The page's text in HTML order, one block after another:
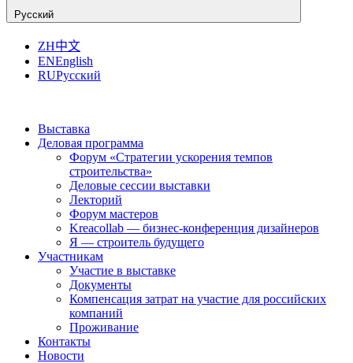
Русский
ZH中文
ENEnglish
RUРусский
Выставка
Деловая программа
Форум «Стратегии ускорения темпов
строительства»
Деловые сессии выставки
Лекторий
Форум мастеров
Kreacollab — бизнес-конференция дизайнеров
Я — строитель будущего
Участникам
Участие в выставке
Документы
Компенсация затрат на участие для российских
компаний
Проживание
Контакты
Новости